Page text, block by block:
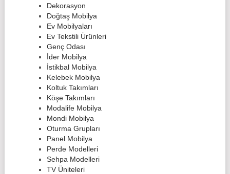
Dekorasyon
Doğtaş Mobilya
Ev Mobilyaları
Ev Tekstili Ürünleri
Genç Odası
İder Mobilya
İstikbal Mobilya
Kelebek Mobilya
Koltuk Takımları
Köşe Takımları
Modalife Mobilya
Mondi Mobilya
Oturma Grupları
Panel Mobilya
Perde Modelleri
Sehpa Modelleri
TV Üniteleri